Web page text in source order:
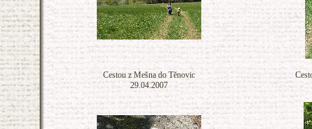
Cestou z Mešna do Těnovic
29.04.2007